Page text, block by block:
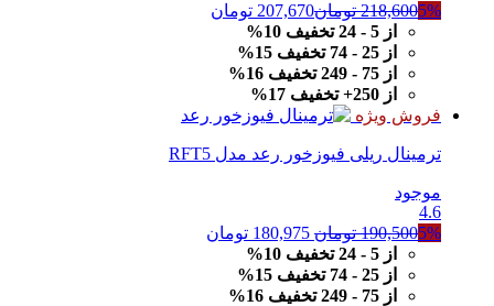
5%
218,600 تومان207,670 تومان
از 5 - 24 تخفیف 10%
از 25 - 74 تخفیف 15%
از 75 - 249 تخفیف 16%
از 250+ تخفیف 17%
فروش ویژه
ترمینال ریلی فیوزخور رعد مدل RFT5
موجود
4.6
5%
190,500 تومان قیمت
اصلی
190,500 تومان
بود.
180,975 تومان
از 5 - 24 تخفیف 10%
از 25 - 74 تخفیف 15%
از 75 - 249 تخفیف 16%